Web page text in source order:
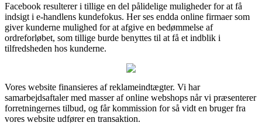
Facebook resulterer i tillige en del pålidelige muligheder for at få
indsigt i e-handlens kundefokus. Her ses endda online firmaer som
giver kunderne mulighed for at afgive en bedømmelse af
ordreforløbet, som tillige burde benyttes til at få et indblik i
tilfredsheden hos kunderne.
Vores website finansieres af reklameindtægter. Vi har
samarbejdsaftaler med masser af online webshops når vi præsenterer
forretningernes tilbud, og får kommission for så vidt en bruger fra
vores website udfører en transaktion.